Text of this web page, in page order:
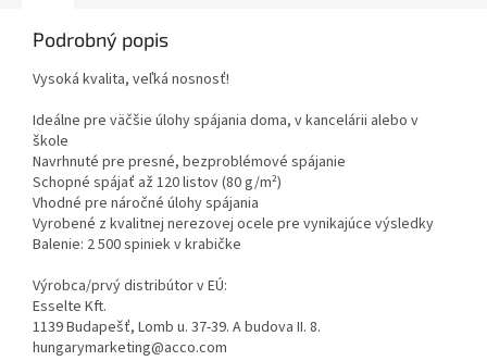
Podrobný popis
Vysoká kvalita, veľká nosnosť!
Ideálne pre väčšie úlohy spájania doma, v kancelárii alebo v
škole
Navrhnuté pre presné, bezproblémové spájanie
Schopné spájať až 120 listov (80 g/m²)
Vhodné pre náročné úlohy spájania
Vyrobené z kvalitnej nerezovej ocele pre vynikajúce výsledky
Balenie: 2 500 spiniek v krabičke
Výrobca/prvý distribútor v EÚ:
Esselte Kft.
1139 Budapešť, Lomb u. 37-39. A budova II. 8.
hungarymarketing@acco.com